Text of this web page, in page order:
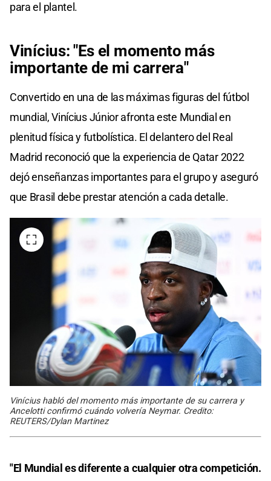
para el plantel.
Vinícius: "Es el momento más
importante de mi carrera"
Convertido en una de las máximas figuras del fútbol
mundial, Vinícius Júnior afronta este Mundial en
plenitud física y futbolística. El delantero del Real
Madrid reconoció que la experiencia de Qatar 2022
dejó enseñanzas importantes para el grupo y aseguró
que Brasil debe prestar atención a cada detalle.
Vinícius habló del momento más importante de su carrera y
Ancelotti confirmó cuándo volvería Neymar. Credito:
REUTERS/Dylan Martinez
"El Mundial es diferente a cualquier otra competición.